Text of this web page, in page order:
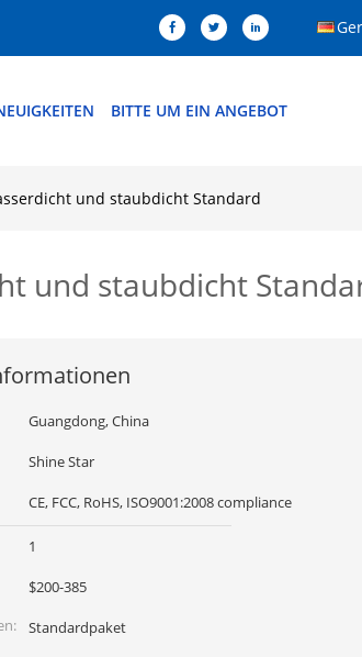
BITTE UM EIN ANGEBOT
und staubdicht Standard
und staubdicht
Guangdong, China
Shine Star
CE, FCC, RoHS, ISO9001:2008 compliance
1
$200-385
Standardpaket